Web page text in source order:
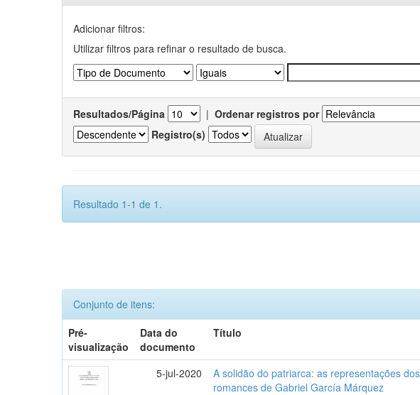
Adicionar filtros:
Utilizar filtros para refinar o resultado de busca.
Resultados/Página | Ordenar registros por
Registro(s)
Resultado 1-1 de 1.
Conjunto de itens:
Pré-
visualização
Data do
documento
Título
5-jul-2020
A solidão do patriarca: as representações
romances de Gabriel García Márquez